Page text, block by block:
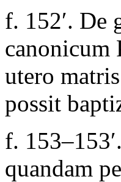
f. 152′. De
canonicum
utero
possit
f. 153–153′.
quandam